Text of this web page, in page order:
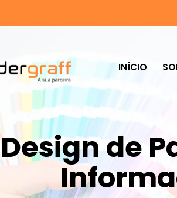
INÍCIO
Design de